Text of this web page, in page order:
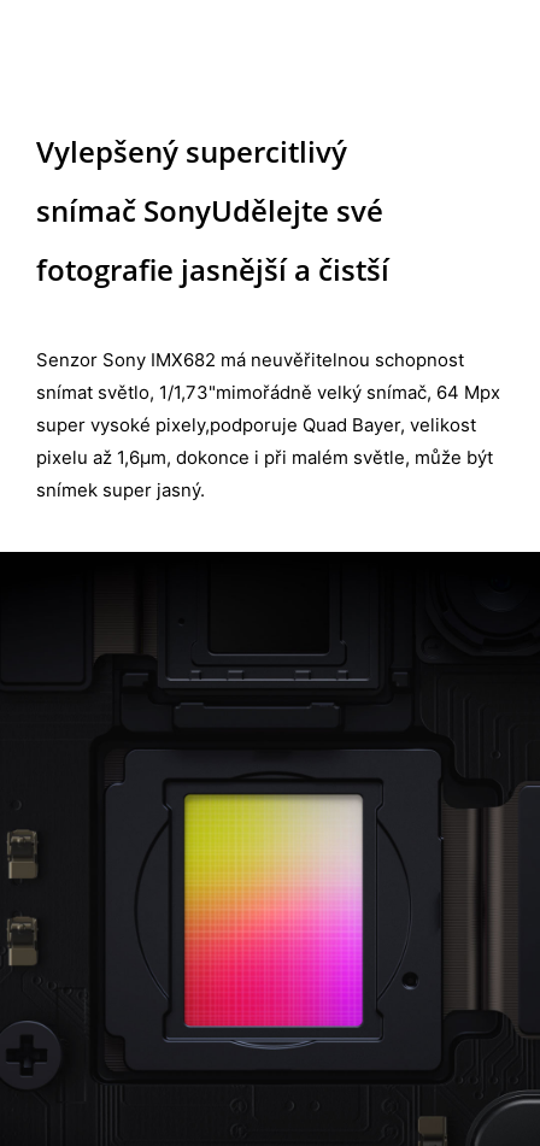
Vylepšený supercitlivý
snímač SonyUdělejte své
fotografie jasnější a čistší
Senzor Sony IMX682 má neuvěřitelnou schopnost
snímat světlo, 1/1,73"mimořádně velký snímač, 64 Mpx
super vysoké pixely,podporuje Quad Bayer, velikost
pixelu až 1,6μm, dokonce i při malém světle, může být
snímek super jasný.